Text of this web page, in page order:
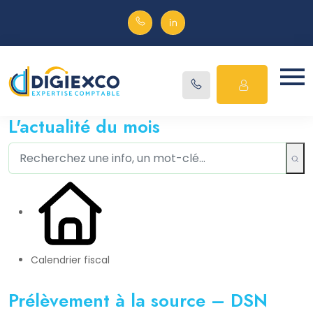
L'actualité du mois
Calendrier fiscal
Prélèvement à la source – DSN